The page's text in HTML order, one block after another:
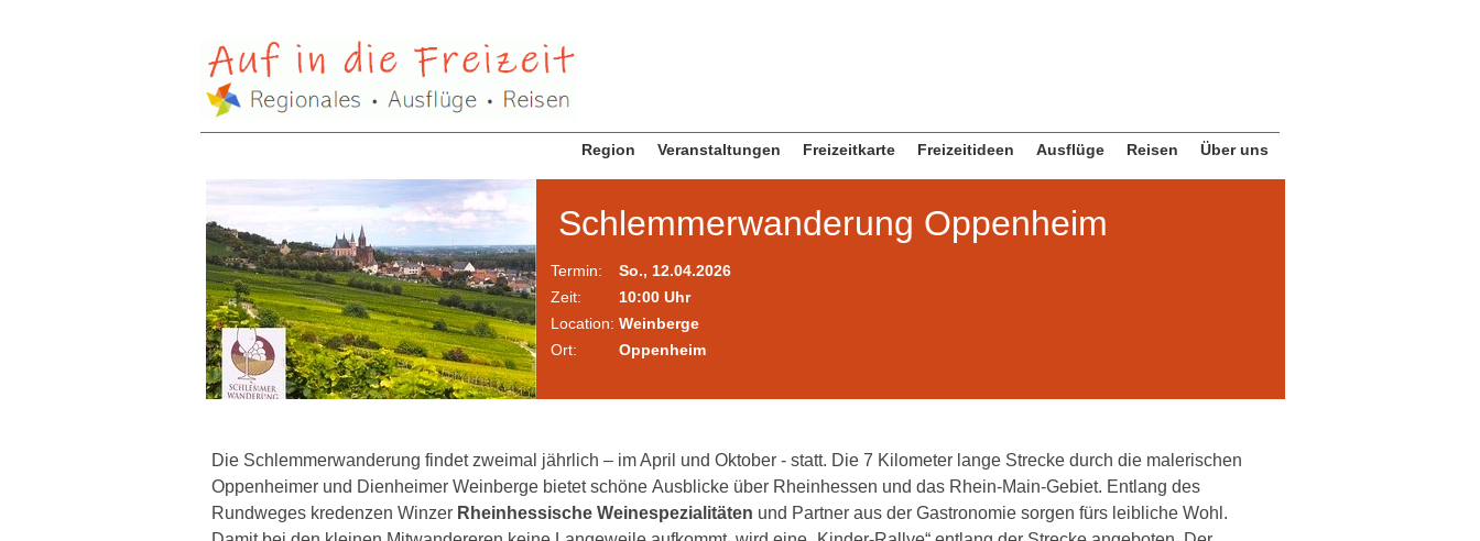
Region Veranstaltungen Freizeitkarte Freizeitideen Ausflüge Reisen Über uns
Schlemmerwanderung Oppenheim
Termin:
So., 12.04.2026
Zeit:
10:00 Uhr
Location: Weinberge
Ort:
Oppenheim
Die Schlemmerwanderung findet zweimal jährlich – im April und Oktober - statt. Die 7 Kilometer lange Strecke durch die malerischen
Oppenheimer und Dienheimer Weinberge bietet schöne Ausblicke über Rheinhessen und das Rhein-Main-Gebiet. Entlang des
Rundweges kredenzen Winzer Rheinhessische Weinespezialitäten und Partner aus der Gastronomie sorgen fürs leibliche Wohl.